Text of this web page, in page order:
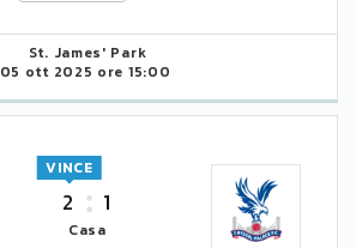
St. James' Park
05 ott 2025 ore 15:00
2
VINCE
1
Casa